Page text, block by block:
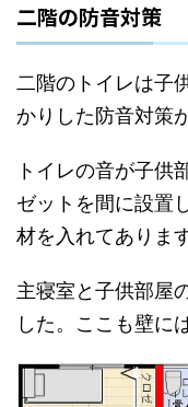
二階の防音対策
二階のトイレは子
かりした防音対策
トイレの音が子供
ゼットを間に設置
材を入れてあります
主寝室と子供部屋
した。ここも壁に